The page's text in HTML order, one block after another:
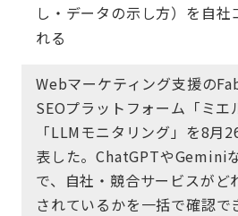
し・データの示し方）を自社
れる
Webマーケティング支援の
SEOプラットフォーム「ミエ
「LLMモニタリング」を8月
表した。ChatGPTやGemini
で、自社・競合サービスがど
されているかを一括で確認で